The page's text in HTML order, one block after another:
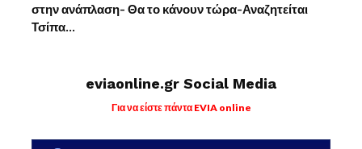
στην ανάπλαση- Θα το κάνουν τώρα-Αναζητείται
Τσίπα…
eviaonline.gr Social Media
Για να είστε πάντα EVIA online